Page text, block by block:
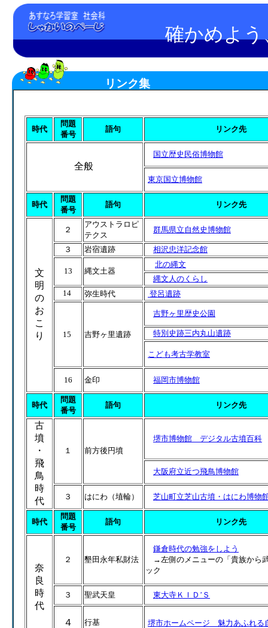
時代
問題
番号
語句 リンク先
全般
国立歴史民俗博物館
東京国立博物館
時代
問題
番号
語句 リンク先
文
明
の
お
こ
り
２
アウストラロピ
テクス
群馬県立自然史博物館
３ 岩宿遺跡 相沢忠洋記念館
13 縄文土器
北の縄文
縄文人のくらし
14
弥生時代 登呂遺跡
15 吉野ヶ里遺跡
吉野ヶ里歴史公園
特別史跡三内丸山遺跡
こども考古学教室
16 金印 福岡市博物館
時代
問題
番号
語句 リンク先
古
墳
・
飛
鳥
時
代
１ 前方後円墳
堺市博物館 デジタル古墳百科
大阪府立近つ飛鳥博物館
３ はにわ（埴輪） 芝山町立芝山古墳・はにわ博物
時代
問題
番号
語句 リンク先
奈
良
時
代
２ 墾田永年私財法
鎌倉時代の勉強をしよう
→左側のメニューの「貴族から
ック
３ 聖武天皇 東大寺ＫＩＤ’Ｓ
４ 行基 堺市ホームページ 魅力あふれる
リンク集
確かめよ